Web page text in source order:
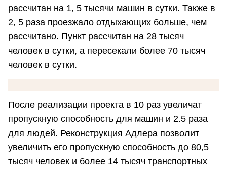
рассчитан на 1, 5 тысячи машин в сутки. Также в
2, 5 раза проезжало отдыхающих больше, чем
рассчитано. Пункт рассчитан на 28 тысяч
человек в сутки, а пересекали более 70 тысяч
человек в сутки.
После реализации проекта в 10 раз увеличат
пропускную способность для машин и 2.5 раза
для людей. Реконструкция Адлера позволит
увеличить его пропускную способность до 80,5
тысяч человек и более 14 тысяч транспортных